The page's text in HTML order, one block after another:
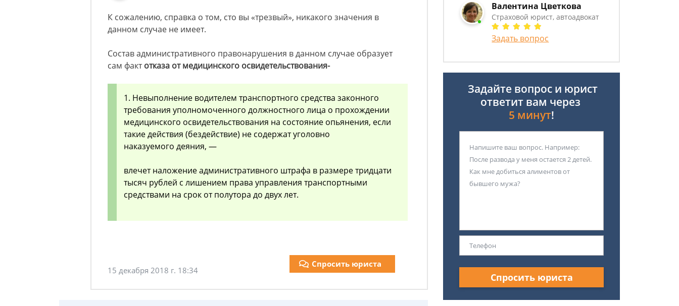
К сожалению, справка о том, сто вы «трезвый», никакого значения в
данном случае не имеет.
Состав административного правонарушения в данном случае образует
сам фактотказа от медицинского освидетельствования-
1. Невыполнение водителем транспортного средства законного
требования уполномоченного должностного лица о прохождении
медицинского освидетельствования на состояние опьянения, если
такие действия (бездействие) не содержат уголовно
наказуемого деяния, —
влечет наложение административного штрафа в размере тридцати
тысяч рублей с лишением права управления транспортными
средствами на срок от полутора до двух лет.
15 декабря 2018 г. 18:34
Спросить юриста
Валентина Цветкова
Страховой юрист, автоадвокат
Задать вопрос
Задайте вопрос и юрист
ответит вам через
5 минут!
Спросить юриста